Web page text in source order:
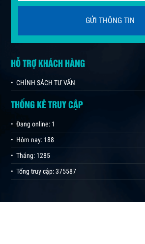
HỖ TRỢ KHÁCH HÀNG
• CHÍNH SÁCH TƯ VẤN
THỐNG KÊ TRUY CẬP
• Đang online: 1
• Hôm nay: 188
• Tháng: 1285
• Tổng truy cập: 375587